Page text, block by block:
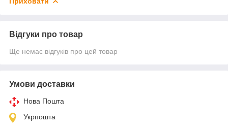
Відгуки про товар
Ще немає відгуків про цей товар
Умови доставки
Нова Пошта
Укрпошта